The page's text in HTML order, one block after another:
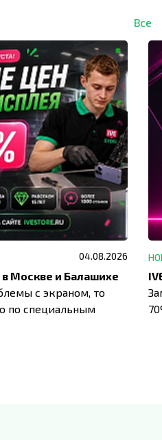
Все
04.08.2026
Москве и Балашихе
с экраном, то
по специальным